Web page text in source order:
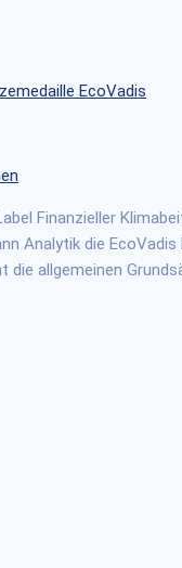
Finanzieller
Analytik die
allgemeinen